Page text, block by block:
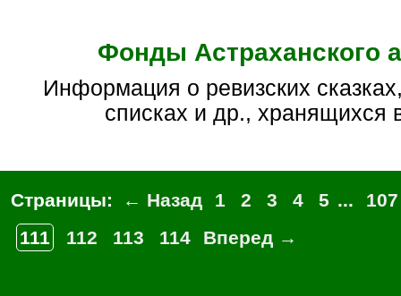
Фонды Астраханского
Информация о ревизских сказках, алфавитах,
списках и др., хранящихся
Страницы: ← Назад 1 2 3 4 5 ...
107
111
112 113 114 Вперед →